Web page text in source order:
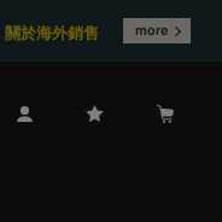
關於海外銷售 more